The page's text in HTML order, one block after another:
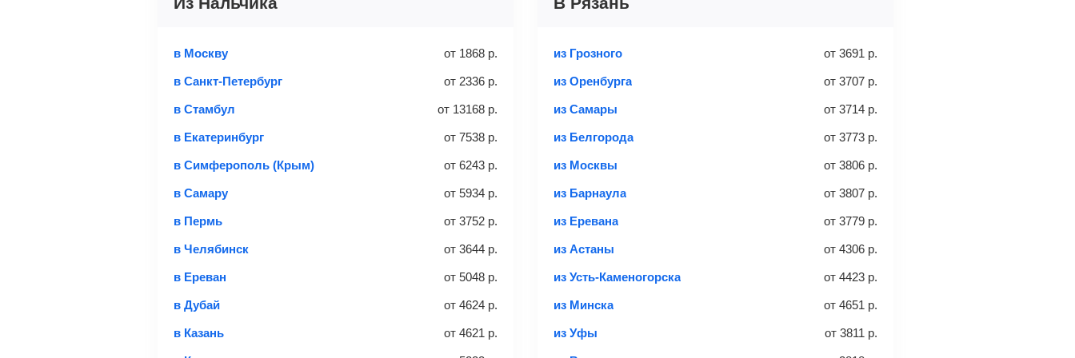
С багажом
Без багажа
Количество багажа
1 место 3 места
Вес багажа
20-23 кг 40 кг
купить билет с багажом дешевле, чем дополнительно оплачивать его в аэропорту.
Важно:При покупке билета рекомендуем внимательно проверять на официальном сайте продавца, включен ли багаж в стоимость.
салонах связи «Связной» или «Евросеть».
распечатать и взять с собой в аэропорт. Для посадки потребуется только паспорт.
Найти билеты
в Москву от 1868 р.
в Санкт-Петербург от 2336 р.
в Стамбул от 13168 р.
в Екатеринбург от 7538 р.
в Симферополь (Крым) от 6243 р.
в Самару от 5934 р.
в Пермь от 3752 р.
в Челябинск от 3644 р.
в Ереван от 5048 р.
в Дубай от 4624 р.
в Казань от 4621 р.
из Грозного от 3691 р.
из Оренбурга от 3707 р.
из Самары от 3714 р.
из Белгорода от 3773 р.
из Москвы от 3806 р.
из Барнаула от 3807 р.
из Еревана от 3779 р.
из Астаны от 4306 р.
из Усть-Каменогорска от 4423 р.
из Минска от 4651 р.
из Уфы от 3811 р.